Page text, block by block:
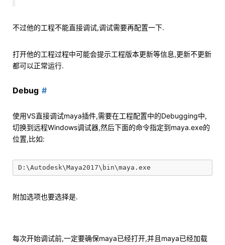
不过他的工程不能直接调试,调试需要再配置一下.
打开他的工程过程中可能会提示工程版本更新等信息,更新不更新
都可以正常运行.
Debug
使用VS直接调试maya插件,需要在工程配置中的Debugging中,
切换到远程Windows调试器,然后下面的命令指定到maya.exe的
位置,比如:
附加选项也要选择是.
每次开始调试前,一定要确保maya已经打开,并且maya已经加载